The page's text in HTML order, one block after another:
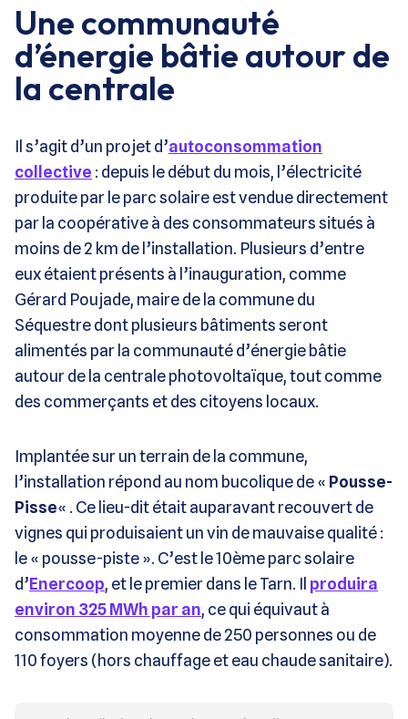
Une communauté
d’énergie bâtie autour de
la centrale
Il s’agit d’un projet d’autoconsommation
collective : depuis le début du mois, l’électricité
produite par le parc solaire est vendue directement
par la coopérative à des consommateurs situés à
moins de 2 km de l’installation. Plusieurs d’entre
eux étaient présents à l’inauguration, comme
Gérard Poujade, maire de la commune du
Séquestre dont plusieurs bâtiments seront
alimentés par la communauté d’énergie bâtie
autour de la centrale photovoltaïque, tout comme
des commerçants et des citoyens locaux.
Implantée sur un terrain de la commune,
l’installation répond au nom bucolique de « Pousse-
Pisse« . Ce lieu-dit était auparavant recouvert de
vignes qui produisaient un vin de mauvaise qualité :
le « pousse-piste ». C’est le 10ème parc solaire
d’Enercoop, et le premier dans le Tarn. Il produira
environ 325 MWh par an, ce qui équivaut à
consommation moyenne de 250 personnes ou de
110 foyers (hors chauffage et eau chaude sanitaire).